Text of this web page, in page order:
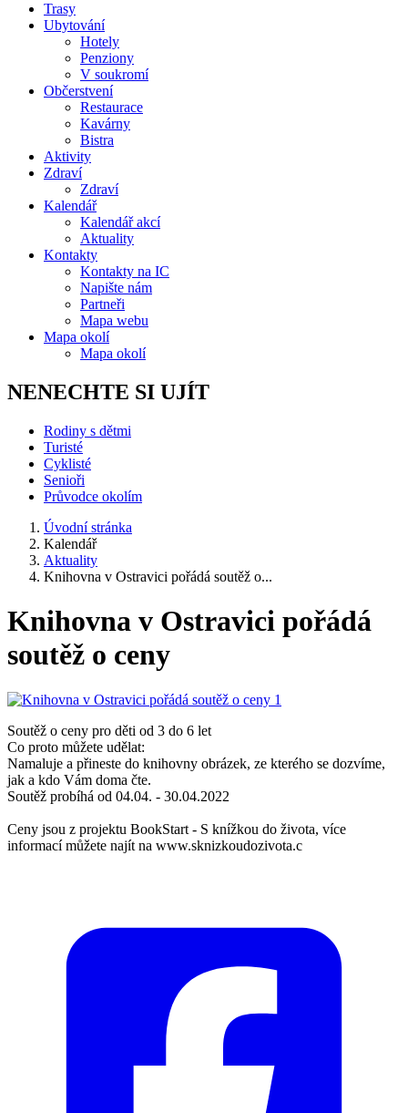
Trasy
Ubytování
Hotely
Penziony
V soukromí
Občerstvení
Restaurace
Kavárny
Bistra
Aktivity
Zdraví
Zdraví
Kalendář
Kalendář akcí
Aktuality
Kontakty
Kontakty na IC
Napište nám
Partneři
Mapa webu
Mapa okolí
Mapa okolí
NENECHTE SI UJÍT
Rodiny s dětmi
Turisté
Cyklisté
Senioři
Průvodce okolím
Úvodní stránka
Kalendář
Aktuality
Knihovna v Ostravici pořádá soutěž o...
Knihovna v Ostravici pořádá
soutěž o ceny
Soutěž o ceny pro děti od 3 do 6 let
Co proto můžete udělat:
Namaluje a přineste do knihovny obrázek, ze kterého se dozvíme,
jak a kdo Vám doma čte.
Soutěž probíhá od 04.04. - 30.04.2022
Ceny jsou z projektu BookStart - S knížkou do života, více
informací můžete najít na www.sknizkoudozivota.c